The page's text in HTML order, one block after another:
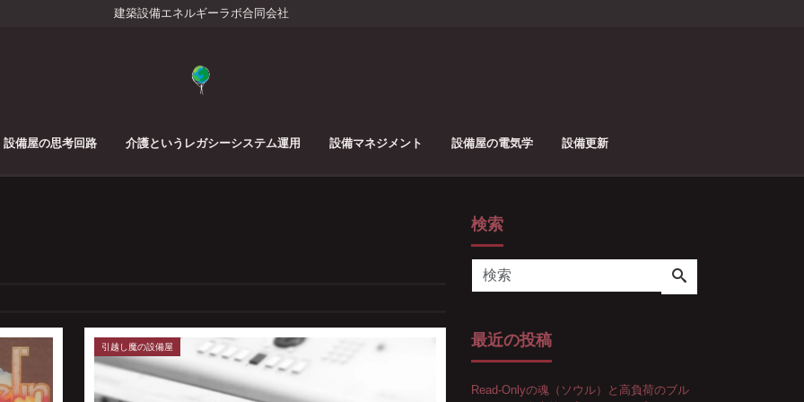
建築設備エネルギーラボ合同会社
設備屋の思考回路 介護というレガシーシステム運用 設備マネジメント 設備屋の電気学 設備更新
引越し魔の設備屋
検索
最近の投稿
Read-Onlyの魂（ソウル）と高負荷のブル